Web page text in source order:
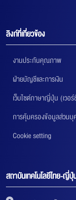
ลิงก์ที่เกี่ยวข้อง
งานประกันคุณภาพ
ฝ่ายบัญชีและการเงิน
เว็บไซต์ภาษาญี่ปุ่น (เวอร์
การคุ้มครองข้อมูลส่วน
Cookie setting
สถาบันเทคโนโลยีไทย-ญี่ปุ่